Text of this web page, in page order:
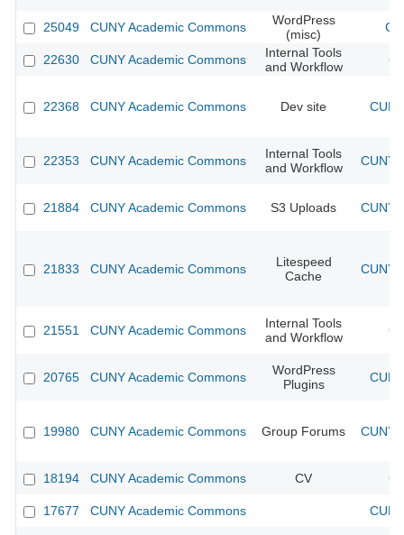
25049 CUNY Academic Commons
WordPress
(misc)
22630 CUNY Academic Commons
Internal Tools
and Workflow
22368 CUNY Academic Commons Dev site
22353 CUNY Academic Commons
Internal Tools
and Workflow
CUNY
21884 CUNY Academic Commons S3 Uploads CUNY
21833 CUNY Academic Commons
Litespeed
Cache
CUNY
21551 CUNY Academic Commons
Internal Tools
and Workflow
20765 CUNY Academic Commons
WordPress
Plugins
19980 CUNY Academic Commons Group Forums CUNY
18194 CUNY Academic Commons CV
17677 CUNY Academic Commons